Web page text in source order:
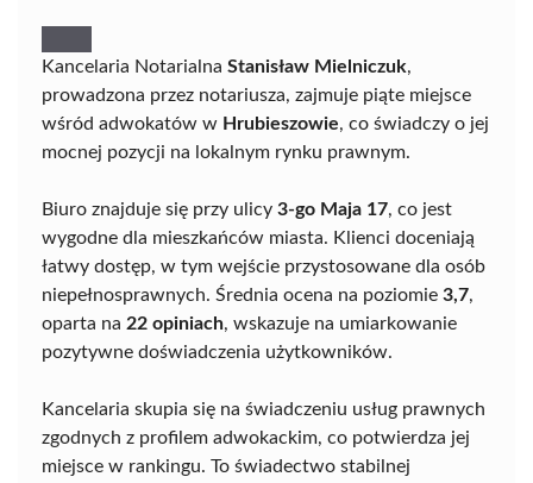
Kancelaria Notarialna Stanisław Mielniczuk,
prowadzona przez notariusza, zajmuje piąte miejsce
wśród adwokatów w Hrubieszowie, co świadczy o jej
mocnej pozycji na lokalnym rynku prawnym.
Biuro znajduje się przy ulicy 3-go Maja 17, co jest
wygodne dla mieszkańców miasta. Klienci doceniają
łatwy dostęp, w tym wejście przystosowane dla osób
niepełnosprawnych. Średnia ocena na poziomie 3,7,
oparta na 22 opiniach, wskazuje na umiarkowanie
pozytywne doświadczenia użytkowników.
Kancelaria skupia się na świadczeniu usług prawnych
zgodnych z profilem adwokackim, co potwierdza jej
miejsce w rankingu. To świadectwo stabilnej